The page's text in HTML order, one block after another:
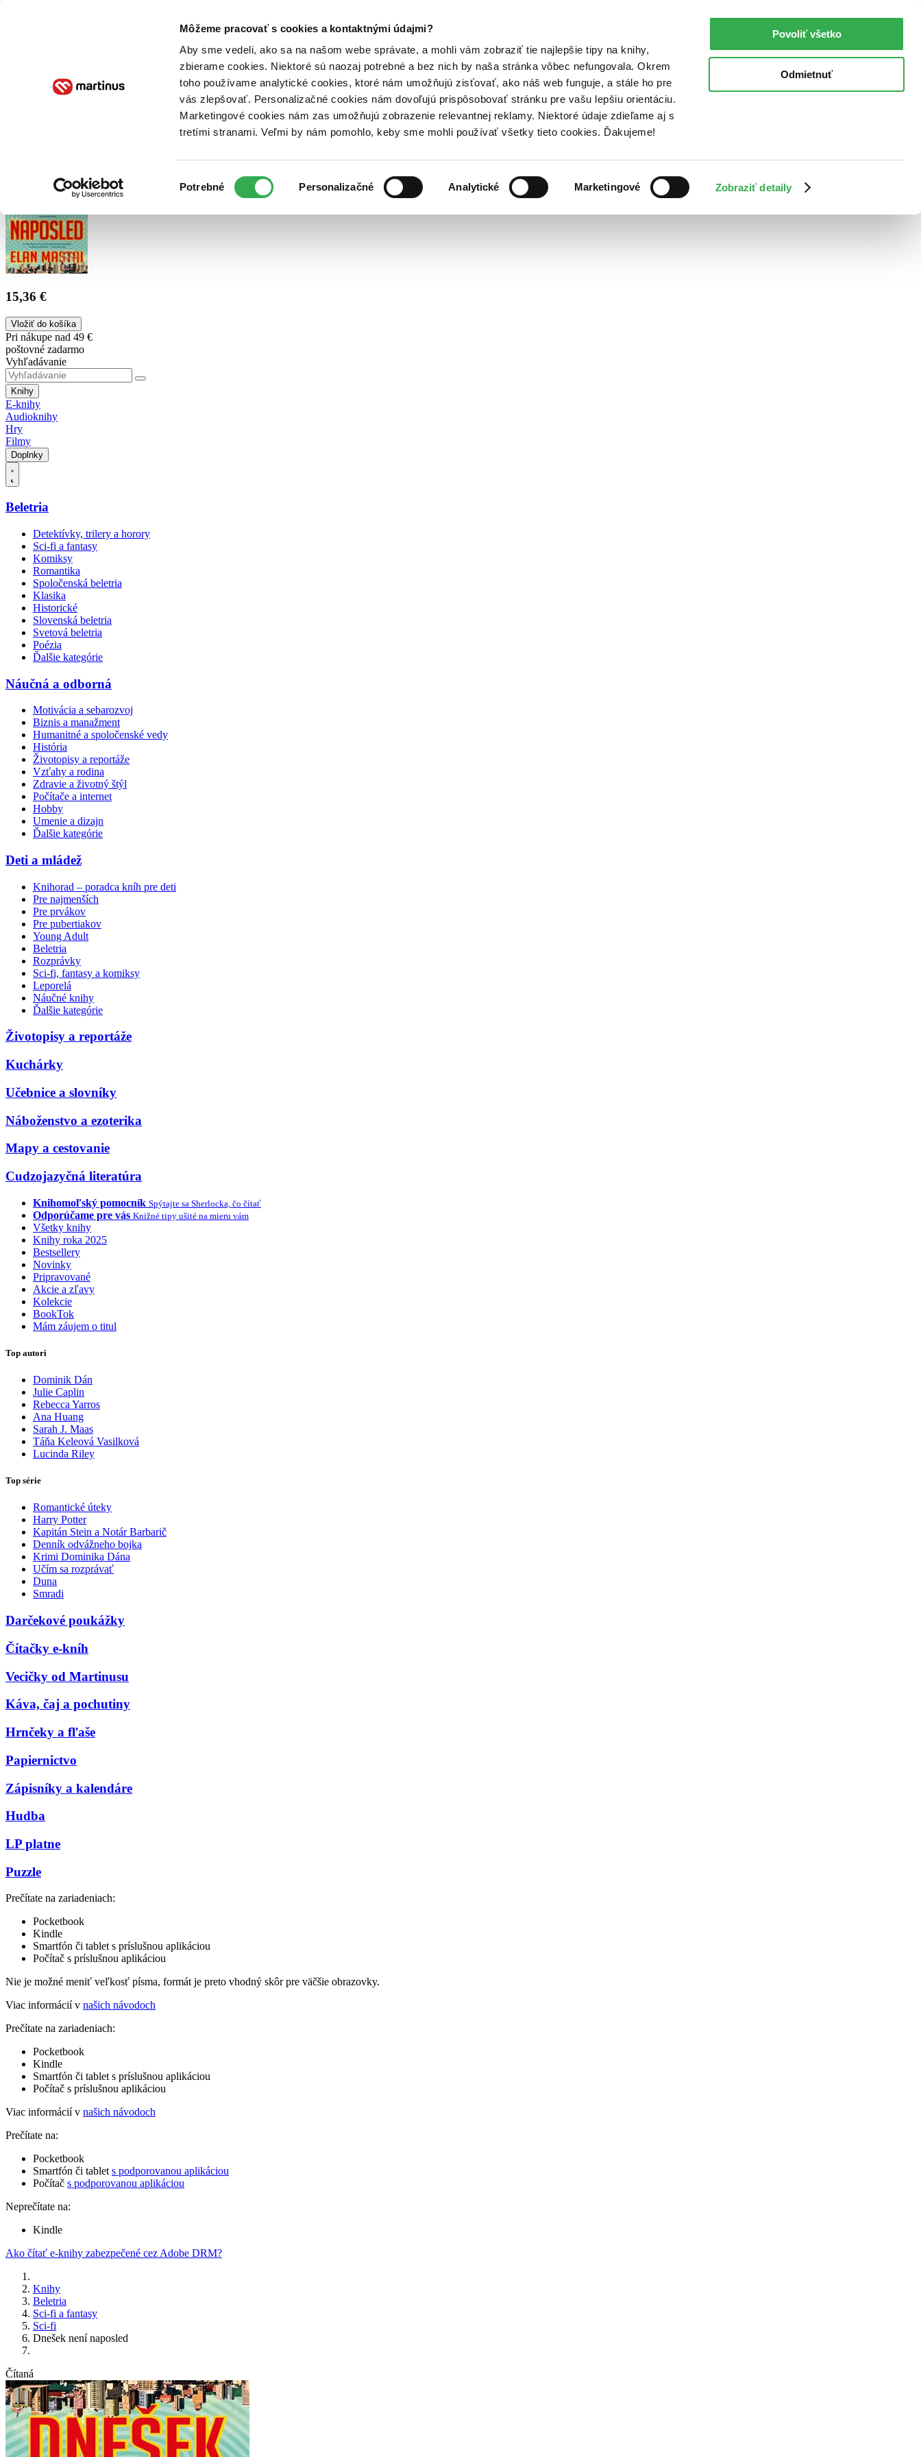
Môžeme pracovať s cookies a kontaktnými údajmi?
Aby sme vedeli, ako sa na našom webe správate, a mohli vám zobraziť tie najlepšie tipy na knihy,
zbierame cookies. Niektoré sú naozaj potrebné a bez nich by naša stránka vôbec nefungovala. Okrem
toho používame analytické cookies, ktoré nám umožňujú zisťovať, ako náš web funguje, a stále ho pre
vás zlepšovať. Personalizačné cookies nám dovoľujú prispôsobovať stránku pre vašu lepšiu orientáciu.
Marketingové cookies nám zas umožňujú zobrazenie relevantnej reklamy. Niektoré údaje zdieľame aj s
tretími stranami. Veľmi by nám pomohlo, keby sme mohli používať všetky tieto cookies. Ďakujeme!
súhlasu
Potrebné Personalizačné Analytické Marketingové Zobraziť detaily
Povoliť všetko
Odmietnuť
Poukážky Kontakt
15,36 €
Vložiť do košíka
Pri nákupe nad 49 €
poštovné zadarmo
Vyhľadávanie
Knihy
E-knihy
Audioknihy
Hry
Filmy
Doplnky
Beletria
Detektívky, trilery a horory
Sci-fi a fantasy
Komiksy
Romantika
Spoločenská beletria
Klasika
Historické
Slovenská beletria
Svetová beletria
Poézia
Ďalšie kategórie
Náučná a odborná
Motivácia a sebarozvoj
Biznis a manažment
Humanitné a spoločenské vedy
História
Životopisy a reportáže
Vzťahy a rodina
Zdravie a životný štýl
Počítače a internet
Hobby
Umenie a dizajn
Ďalšie kategórie
Deti a mládež
Knihorad – poradca kníh pre deti
Pre najmenších
Pre prvákov
Pre pubertiakov
Young Adult
Beletria
Rozprávky
Sci-fi, fantasy a komiksy
Leporelá
Náučné knihy
Ďalšie kategórie
Životopisy a reportáže
Kuchárky
Učebnice a slovníky
Náboženstvo a ezoterika
Mapy a cestovanie
Cudzojazyčná literatúra
Knihomoľský pomocník Spýtajte sa Sherlocka, čo čítať
Odporúčame pre vás Knižné tipy ušité na mieru vám
Všetky knihy
Knihy roka 2025
Bestsellery
Novinky
Pripravované
Akcie a zľavy
Kolekcie
BookTok
Mám záujem o titul
Top autori
Dominik Dán
Julie Caplin
Rebecca Yarros
Ana Huang
Sarah J. Maas
Táňa Keleová Vasilková
Lucinda Riley
Top série
Romantické úteky
Harry Potter
Kapitán Stein a Notár Barbarič
Denník odvážneho bojka
Krimi Dominika Dána
Učím sa rozprávať
Duna
Smradi
Darčekové poukážky
Čítačky e-kníh
Vecičky od Martinusu
Káva, čaj a pochutiny
Hrnčeky a fľaše
Papiernictvo
Zápisníky a kalendáre
Hudba
LP platne
Puzzle
Prečítate na zariadeniach:
Pocketbook
Kindle
Smartfón či tablet s príslušnou aplikáciou
Počítač s príslušnou aplikáciou
Nie je možné meniť veľkosť písma, formát je preto vhodný skôr pre väčšie obrazovky.
Viac informácií v našich návodoch
Prečítate na zariadeniach:
Pocketbook
Kindle
Smartfón či tablet s príslušnou aplikáciou
Počítač s príslušnou aplikáciou
Viac informácií v našich návodoch
Prečítate na:
Pocketbook
Smartfón či tablet s podporovanou aplikáciou
Počítač s podporovanou aplikáciou
Neprečítate na:
Kindle
Ako čítať e-knihy zabezpečené cez Adobe DRM?
Knihy
Beletria
Sci-fi a fantasy
Sci-fi
Dnešek není naposled
Čítaná